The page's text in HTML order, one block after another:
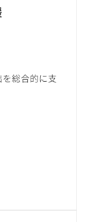
総合的に支